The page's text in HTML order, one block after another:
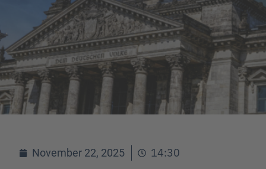
November 22, 2025 14:30